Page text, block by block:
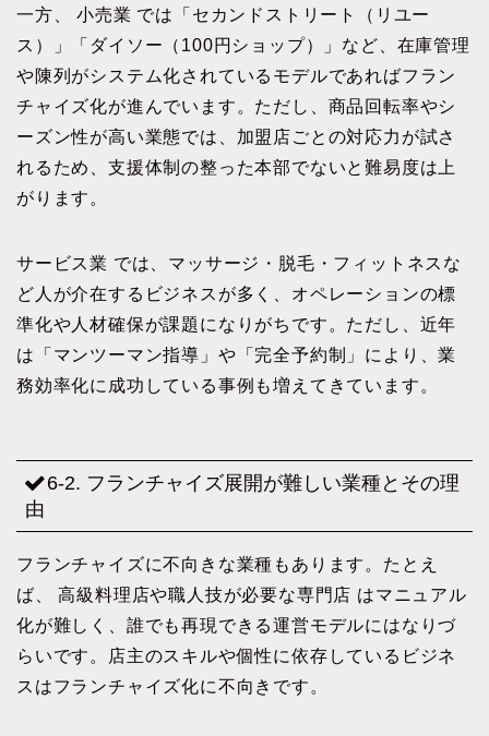
一方、 小売業 では「セカンドストリート（リユー
ス）」「ダイソー（100円ショップ）」など、在庫管理
や陳列がシステム化されているモデルであればフラン
チャイズ化が進んでいます。ただし、商品回転率やシ
ーズン性が高い業態では、加盟店ごとの対応力が試さ
れるため、支援体制の整った本部でないと難易度は上
がります。
サービス業 では、マッサージ・脱毛・フィットネスな
ど人が介在するビジネスが多く、オペレーションの標
準化や人材確保が課題になりがちです。ただし、近年
は「マンツーマン指導」や「完全予約制」により、業
務効率化に成功している事例も増えてきています。
6-2. フランチャイズ展開が難しい業種とその理
由
フランチャイズに不向きな業種もあります。たとえ
ば、 高級料理店や職人技が必要な専門店 はマニュアル
化が難しく、誰でも再現できる運営モデルにはなりづ
らいです。店主のスキルや個性に依存しているビジネ
スはフランチャイズ化に不向きです。